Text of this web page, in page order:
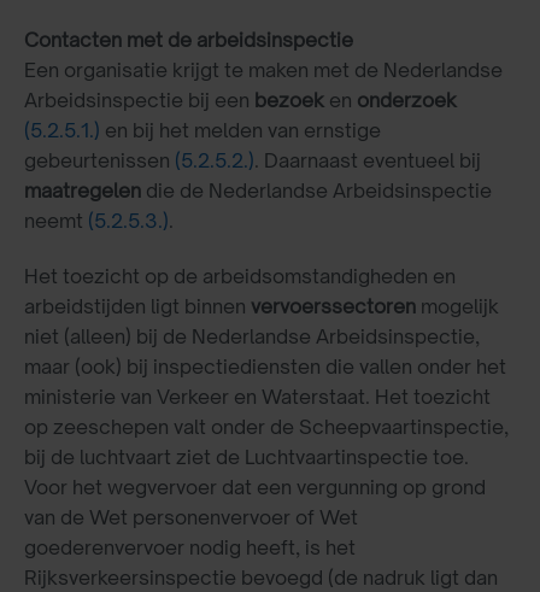
Contacten met de arbeidsinspectie
Een organisatie krijgt te maken met de Nederlandse
Arbeidsinspectie bij een bezoek en onderzoek
(5.2.5.1.) en bij het melden van ernstige
gebeurtenissen (5.2.5.2.). Daarnaast eventueel bij
maatregelen die de Nederlandse Arbeidsinspectie
neemt (5.2.5.3.).
Het toezicht op de arbeidsomstandigheden en
arbeidstijden ligt binnen vervoerssectoren mogelijk
niet (alleen) bij de Nederlandse Arbeidsinspectie,
maar (ook) bij inspectiediensten die vallen onder het
ministerie van Verkeer en Waterstaat. Het toezicht
op zeeschepen valt onder de Scheepvaartinspectie,
bij de luchtvaart ziet de Luchtvaartinspectie toe.
Voor het wegvervoer dat een vergunning op grond
van de Wet personenvervoer of Wet
goederenvervoer nodig heeft, is het
Rijksverkeersinspectie bevoegd (de nadruk ligt dan